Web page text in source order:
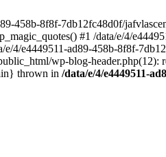
458b-8f8f-7db12fc48d0f/
#1 /data/e/4/
4/e4449511-ad89-458b-8f8f-
wp-blog-header.php(12):
thrown in /data/e/4/e4449511-